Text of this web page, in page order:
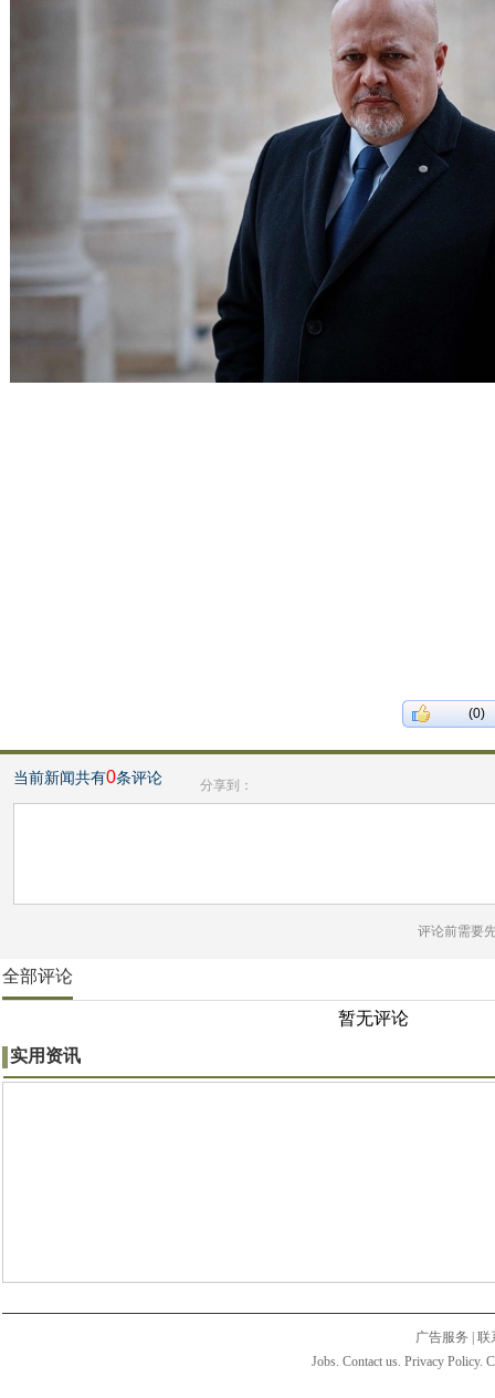
(0)
当前新闻共有0条评论 分享到：
评论前需要
全部评论
暂无评论
实用资讯
广告服务
联
Jobs. Contact us. Privacy Policy.